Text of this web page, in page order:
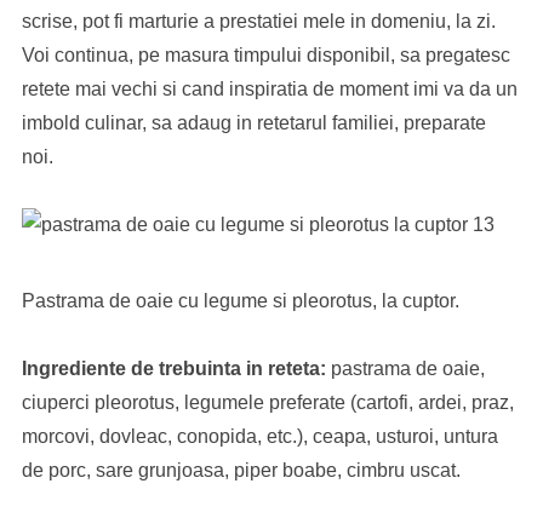
scrise, pot fi marturie a prestatiei mele in domeniu, la zi.
Voi continua, pe masura timpului disponibil, sa pregatesc
retete mai vechi si cand inspiratia de moment imi va da un
imbold culinar, sa adaug in retetarul familiei, preparate
noi.
Pastrama de oaie cu legume si pleorotus, la cuptor.
Ingrediente de trebuinta in reteta: pastrama de oaie,
ciuperci pleorotus, legumele preferate (cartofi, ardei, praz,
morcovi, dovleac, conopida, etc.), ceapa, usturoi, untura
de porc, sare grunjoasa, piper boabe, cimbru uscat.